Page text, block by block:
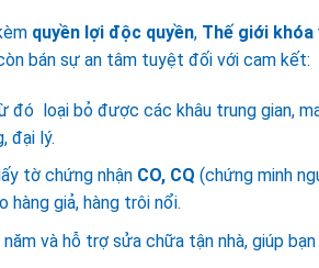
quyền lợi độc quyền, Thế giới khóa
bán sự an tâm tuyệt đối với cam kết:
loại bỏ được các khâu trung gian,
đại lý.
tờ chứng nhận CO, CQ (chứng minh
hàng giả, hàng trôi nổi.
và hỗ trợ sửa chữa tận nhà, giúp bạn